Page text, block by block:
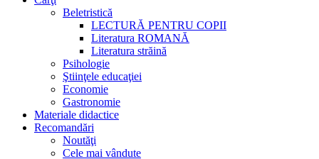
Beletristică
LECTURĂ PENTRU COPII
Literatura ROMANĂ
Literatura străină
Psihologie
Ştiinţele educaţiei
Economie
Gastronomie
Materiale didactice
Recomandări
Noutăţi
Cele mai vândute